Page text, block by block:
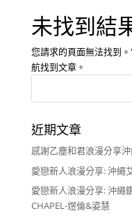
未找到結
您請求的頁面無法找到
航找到文章。
近期文章
感謝乙塵和君浪漫分享
愛戀新人浪漫分享: 沖繩
愛戀新人浪漫分享: 沖繩
CHAPEL-煜倫&姿慧